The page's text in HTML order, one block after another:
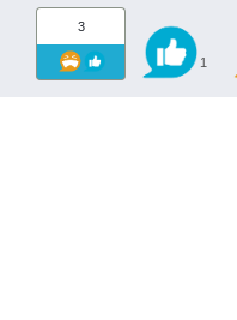
3
1